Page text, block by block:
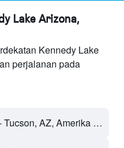
Lake Arizona,
Kennedy Lake
perjalanan pada
Kennedy Lake Arizona - Tucson, AZ, Amerika Syarikat